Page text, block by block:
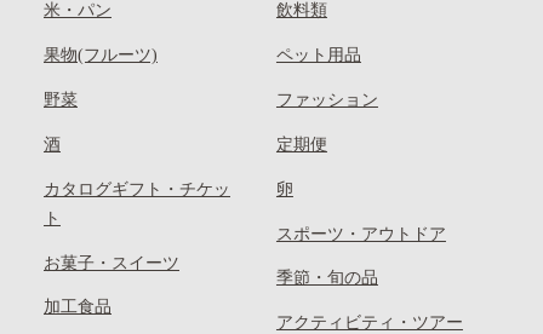
米・パン
果物(フルーツ)
野菜
酒
カタログギフト・チケッ
ト
お菓子・スイーツ
加工食品
飲料類
ペット用品
ファッション
定期便
卵
スポーツ・アウトドア
季節・旬の品
アクティビティ・ツアー